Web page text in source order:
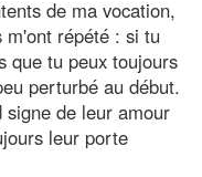
de ma vocation,
répété : si tu
que tu peux toujours
perturbé au début.
de leur amour
leur porte